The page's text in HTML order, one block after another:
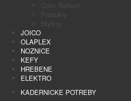
Color Refresh
Produkty
Styling
JOICO
OLAPLEX
NOZNICE
KEFY
HREBENE
ELEKTRO
KADERNICKE POTREBY